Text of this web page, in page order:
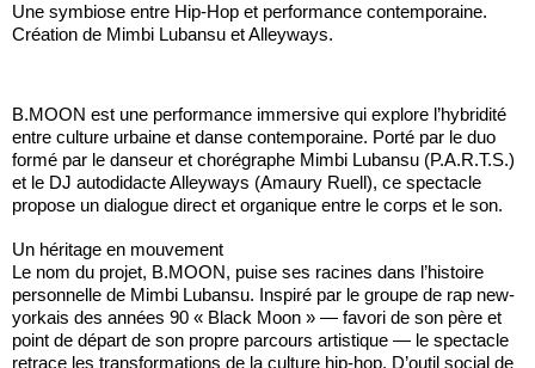
Une symbiose entre Hip-Hop et performance contemporaine.
Création de Mimbi Lubansu et Alleyways.
B.MOON est une performance immersive qui explore l’hybridité
entre culture urbaine et danse contemporaine. Porté par le duo
formé par le danseur et chorégraphe Mimbi Lubansu (P.A.R.T.S.)
et le DJ autodidacte Alleyways (Amaury Ruell), ce spectacle
propose un dialogue direct et organique entre le corps et le son.
Un héritage en mouvement
Le nom du projet, B.MOON, puise ses racines dans l’histoire
personnelle de Mimbi Lubansu. Inspiré par le groupe de rap new-
yorkais des années 90 « Black Moon » — favori de son père et
point de départ de son propre parcours artistique — le spectacle
retrace les transformations de la culture hip-hop. D’outil social de